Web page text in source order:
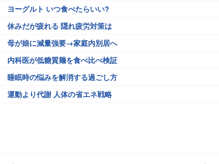
ヨーグルト いつ食べたらいい?
休みだが疲れる 隠れ疲労対策は
母が娘に減量強要→家庭内別居へ
内科医が低糖質麺を食べ比べ検証
睡眠時の悩みを解消する過ごし方
運動より代謝 人体の省エネ戦略